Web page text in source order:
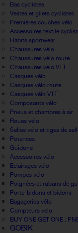
Bas cyclistes
Vestes et gilets cyclistes
Premières couches vélo
Accessoires textile
Habits sportwear
Chaussures vélo
Chaussures vélo route
Chaussures vélo VTT
Casques vélo
Casques vélo route
Casques vélo VTT
Composants vélo
Pneus et chambres à air
Roues vélo
Selles vélo et tiges de
Potences
Guidons
Accessoires vélo
Eclairages vélo
Pompes vélo
Poignées et rubans de
Porte-bidons et bidons
Bagageries vélo
Compteurs velo
BUY ONE GET ONE :
GOBIK